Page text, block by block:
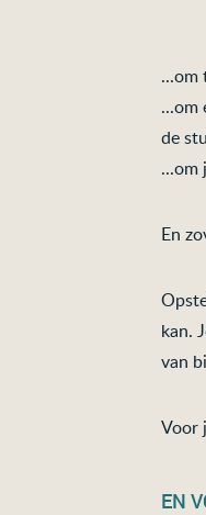
...om
...om
de
...om
En
kan.
van
Voor
EN